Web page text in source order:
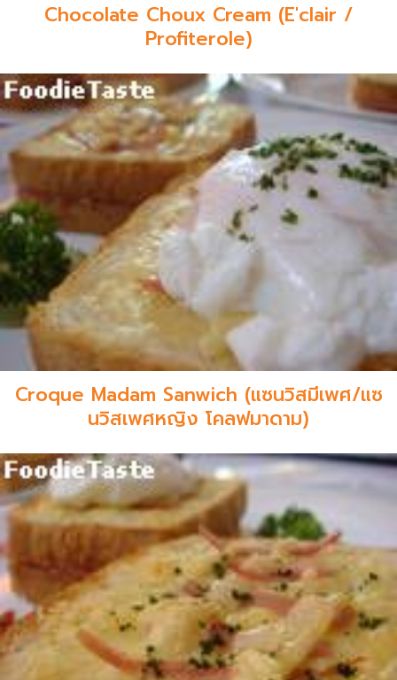
Chocolate Choux Cream (E'clair /
Profiterole)
Croque Madam Sanwich (แซนวิสมีเพศ/แซ
นวิสเพศหญิง โคลฟมาดาม)